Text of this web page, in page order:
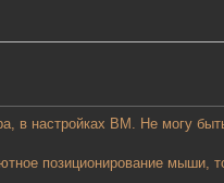
настройках ВМ. Не могу
позиционирование мыши,